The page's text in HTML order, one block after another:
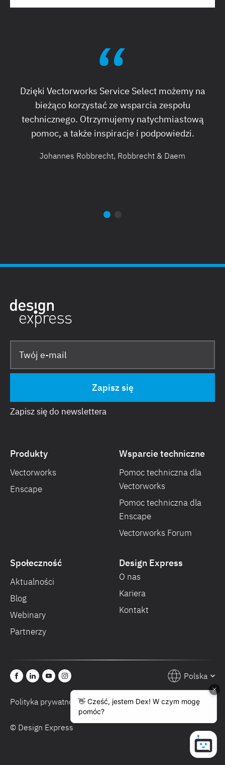
Dzięki Vectorworks Service Select możemy na
bieżąco korzystać ze wsparcia zespołu
technicznego. Otrzymujemy natychmiastową
pomoc, a także inspiracje i podpowiedzi.
Johannes Robbrecht, Robbrecht & Daem
Zapisz się do newslettera
Produkty
Vectorworks
Enscape
Wsparcie techniczne
Pomoc techniczna dla
Vectorworks
Pomoc techniczna dla
Enscape
Vectorworks Forum
Społeczność
Aktualności
Blog
Webinary
Partnerzy
Design Express
O nas
Kariera
Kontakt
© Design Express
Polityka prywatności Warunki sprzedaży
Polska